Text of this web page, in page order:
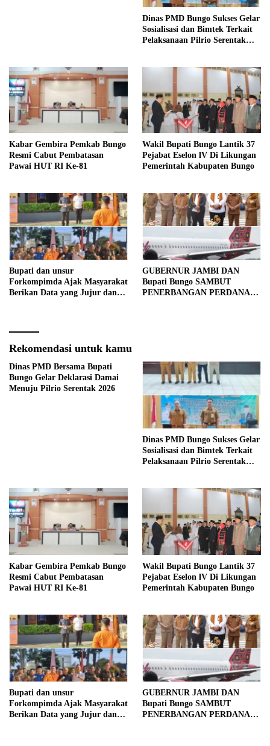
Dinas PMD Bungo Sukses Gelar
Sosialisasi dan Bimtek Terkait
Pelaksanaan Pilrio Serentak
Kabar Gembira Pemkab Bungo
Resmi Cabut Pembatasan
Pawai HUT RI Ke-81
Wakil Bupati Bungo Lantik 37
Pejabat Eselon lV Di Likungan
Pemerintah Kabupaten Bungo
Bupati dan unsur
Forkompimda Ajak Masyarakat
Berikan Data yang Jujur dan
GUBERNUR JAMBI DAN
Bupati Bungo SAMBUT
PENERBANGAN PERDANA
Rekomendasi untuk kamu
Dinas PMD Bersama Bupati
Bungo Gelar Deklarasi Damai
Menuju Pilrio Serentak 2026
Dinas PMD Bungo Sukses Gelar
Sosialisasi dan Bimtek Terkait
Pelaksanaan Pilrio Serentak
Kabar Gembira Pemkab Bungo
Resmi Cabut Pembatasan
Pawai HUT RI Ke-81
Wakil Bupati Bungo Lantik 37
Pejabat Eselon lV Di Likungan
Pemerintah Kabupaten Bungo
Bupati dan unsur
Forkompimda Ajak Masyarakat
Berikan Data yang Jujur dan
GUBERNUR JAMBI DAN
Bupati Bungo SAMBUT
PENERBANGAN PERDANA